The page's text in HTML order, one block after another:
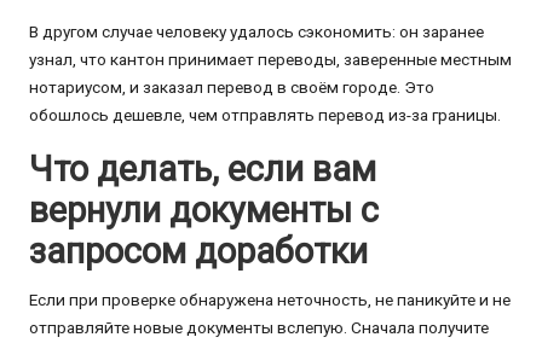
В другом случае человеку удалось сэкономить: он заранее
узнал, что кантон принимает переводы, заверенные местным
нотариусом, и заказал перевод в своём городе. Это
обошлось дешевле, чем отправлять перевод из-за границы.
Что делать, если вам
вернули документы с
запросом доработки
Если при проверке обнаружена неточность, не паникуйте и не
отправляйте новые документы вслепую. Сначала получите